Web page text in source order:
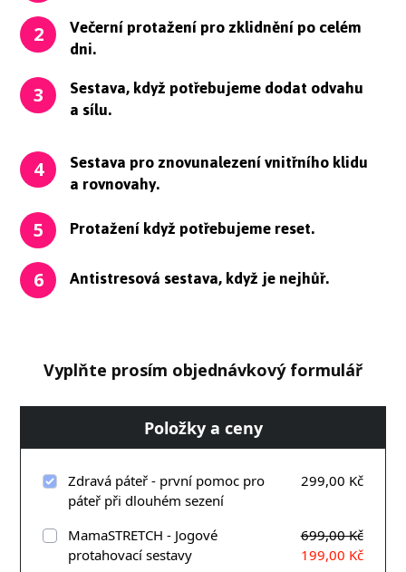
2 Večerní protažení pro zklidnění po celém
dni.
3 Sestava, když potřebujeme dodat odvahu
a sílu.
4 Sestava pro znovunalezení vnitřního klidu
a rovnovahy.
5 Protažení když potřebujeme reset.
6 Antistresová sestava, když je nejhůř.
Vyplňte prosím objednávkový formulář
Položky a ceny
Zdravá páteř - první pomoc pro
páteř při dlouhém sezení
299,00 Kč
MamaSTRETCH - Jogové
protahovací sestavy
699,00 Kč
199,00 Kč